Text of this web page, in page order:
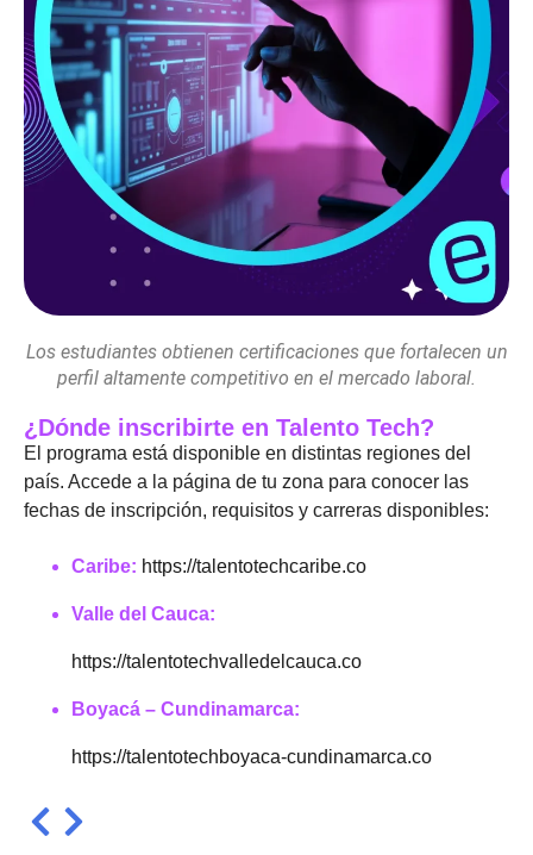
Los estudiantes obtienen certificaciones que fortalecen un
perfil altamente competitivo en el mercado laboral.
¿Dónde inscribirte en Talento Tech?
El programa está disponible en distintas regiones del
país. Accede a la página de tu zona para conocer las
fechas de inscripción, requisitos y carreras disponibles:
Caribe: https://talentotechcaribe.co
Valle del Cauca:
https://talentotechvalledelcauca.co
Boyacá – Cundinamarca:
https://talentotechboyaca-cundinamarca.co